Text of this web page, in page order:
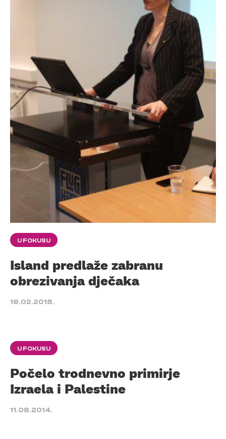
U FOKUSU
Island predlaže zabranu
obrezivanja dječaka
19.02.2018.
U FOKUSU
Počelo trodnevno primirje
Izraela i Palestine
11.08.2014.